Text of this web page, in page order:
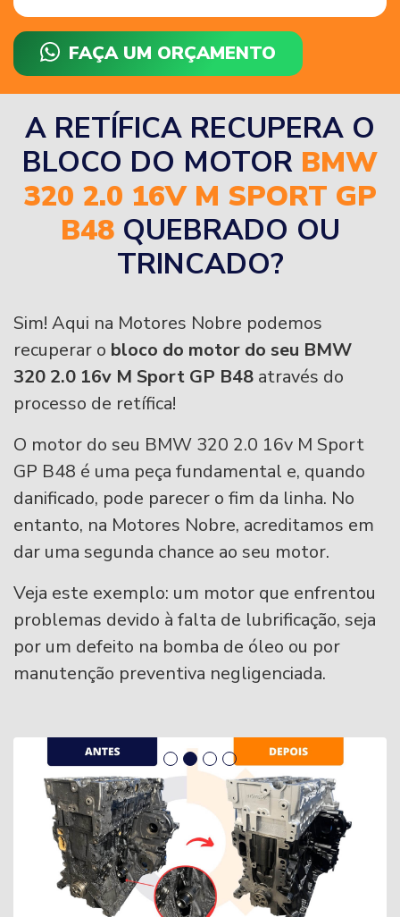
FAÇA UM ORÇAMENTO
A RETÍFICA RECUPERA O
BLOCO DO MOTOR BMW
320 2.0 16V M SPORT GP
B48QUEBRADO OU
TRINCADO?
Sim! Aqui na Motores Nobre podemos
recuperar o bloco do motor do seu BMW
320 2.0 16v M Sport GP B48 através do
processo de retífica!
O motor do seu BMW 320 2.0 16v M Sport
GP B48 é uma peça fundamental e, quando
danificado, pode parecer o fim da linha. No
entanto, na Motores Nobre, acreditamos em
dar uma segunda chance ao seu motor.
Veja este exemplo: um motor que enfrentou
problemas devido à falta de lubrificação, seja
por um defeito na bomba de óleo ou por
manutenção preventiva negligenciada.